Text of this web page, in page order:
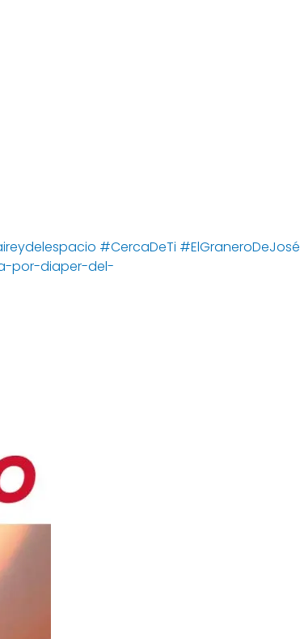
#CercaDeTi #ElGraneroDeJosé
por-diaper-del-